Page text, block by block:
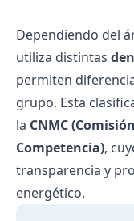
Dependiendo del
utiliza distintas
permiten
grupo. Esta
la CNMC
Competencia),
transparencia y
energético.